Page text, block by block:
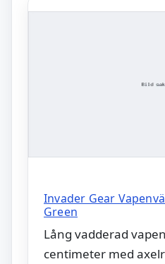
Invader Gear
Green
Lång vadderad
centimeter med